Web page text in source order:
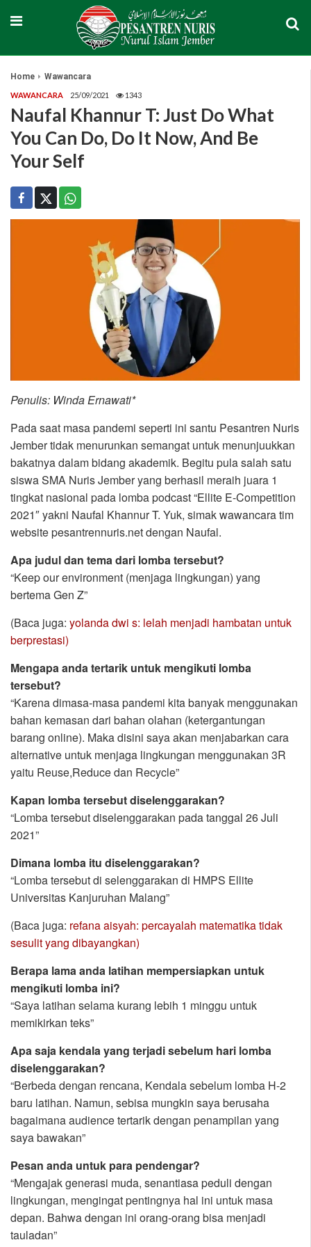
Home Wawancara
WAWANCARA 25/09/2021 1343
Naufal Khannur T: Just Do What
You Can Do, Do It Now, And Be
Your Self
Penulis: Winda Ernawati*
Pada saat masa pandemi seperti ini santu Pesantren Nuris
Jember tidak menurunkan semangat untuk menunjuukkan
bakatnya dalam bidang akademik. Begitu pula salah satu
siswa SMA Nuris Jember yang berhasil meraih juara 1
tingkat nasional pada lomba podcast “Ellite E-Competition
2021″ yakni Naufal Khannur T. Yuk, simak wawancara tim
website pesantrennuris.net dengan Naufal.
Apa judul dan tema dari lomba tersebut?
“Keep our environment (menjaga lingkungan) yang
bertema Gen Z”
(Baca juga: yolanda dwi s: lelah menjadi hambatan untuk
berprestasi)
Mengapa anda tertarik untuk mengikuti lomba
tersebut?
“Karena dimasa-masa pandemi kita banyak menggunakan
bahan kemasan dari bahan olahan (ketergantungan
barang online). Maka disini saya akan menjabarkan cara
alternative untuk menjaga lingkungan menggunakan 3R
yaitu Reuse,Reduce dan Recycle”
Kapan lomba tersebut diselenggarakan?
“Lomba tersebut diselenggarakan pada tanggal 26 Juli
2021”
Dimana lomba itu diselenggarakan?
“Lomba tersebut di selenggarakan di HMPS Ellite
Universitas Kanjuruhan Malang”
(Baca juga: refana aisyah: percayalah matematika tidak
sesulit yang dibayangkan)
Berapa lama anda latihan mempersiapkan untuk
mengikuti lomba ini?
“Saya latihan selama kurang lebih 1 minggu untuk
memikirkan teks”
Apa saja kendala yang terjadi sebelum hari lomba
diselenggarakan?
“Berbeda dengan rencana, Kendala sebelum lomba H-2
baru latihan. Namun, sebisa mungkin saya berusaha
bagaimana audience tertarik dengan penampilan yang
saya bawakan”
Pesan anda untuk para pendengar?
“Mengajak generasi muda, senantiasa peduli dengan
lingkungan, mengingat pentingnya hal ini untuk masa
depan. Bahwa dengan ini orang-orang bisa menjadi
tauladan”